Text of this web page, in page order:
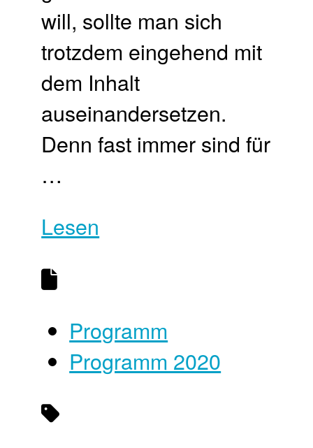
will, sollte man sich
trotzdem eingehend mit
dem Inhalt
auseinandersetzen.
Denn fast immer sind für
…
Lesen
Programm
Programm 2020